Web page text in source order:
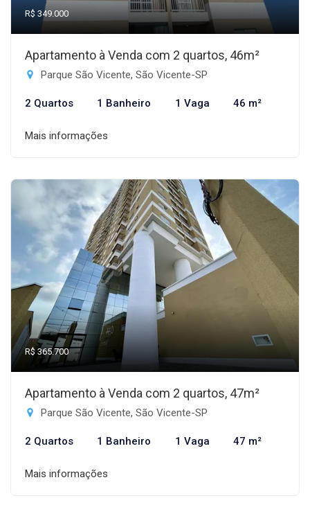
R$ 349.000
Apartamento à Venda com 2 quartos, 46m²
Parque São Vicente, São Vicente-SP
2 Quartos 1 Banheiro 1 Vaga 46 m²
Mais informações
R$ 365.700
Apartamento à Venda com 2 quartos, 47m²
Parque São Vicente, São Vicente-SP
2 Quartos 1 Banheiro 1 Vaga 47 m²
Mais informações